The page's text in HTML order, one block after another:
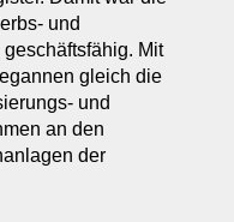
und
Mit
gleich die
und
an den
der